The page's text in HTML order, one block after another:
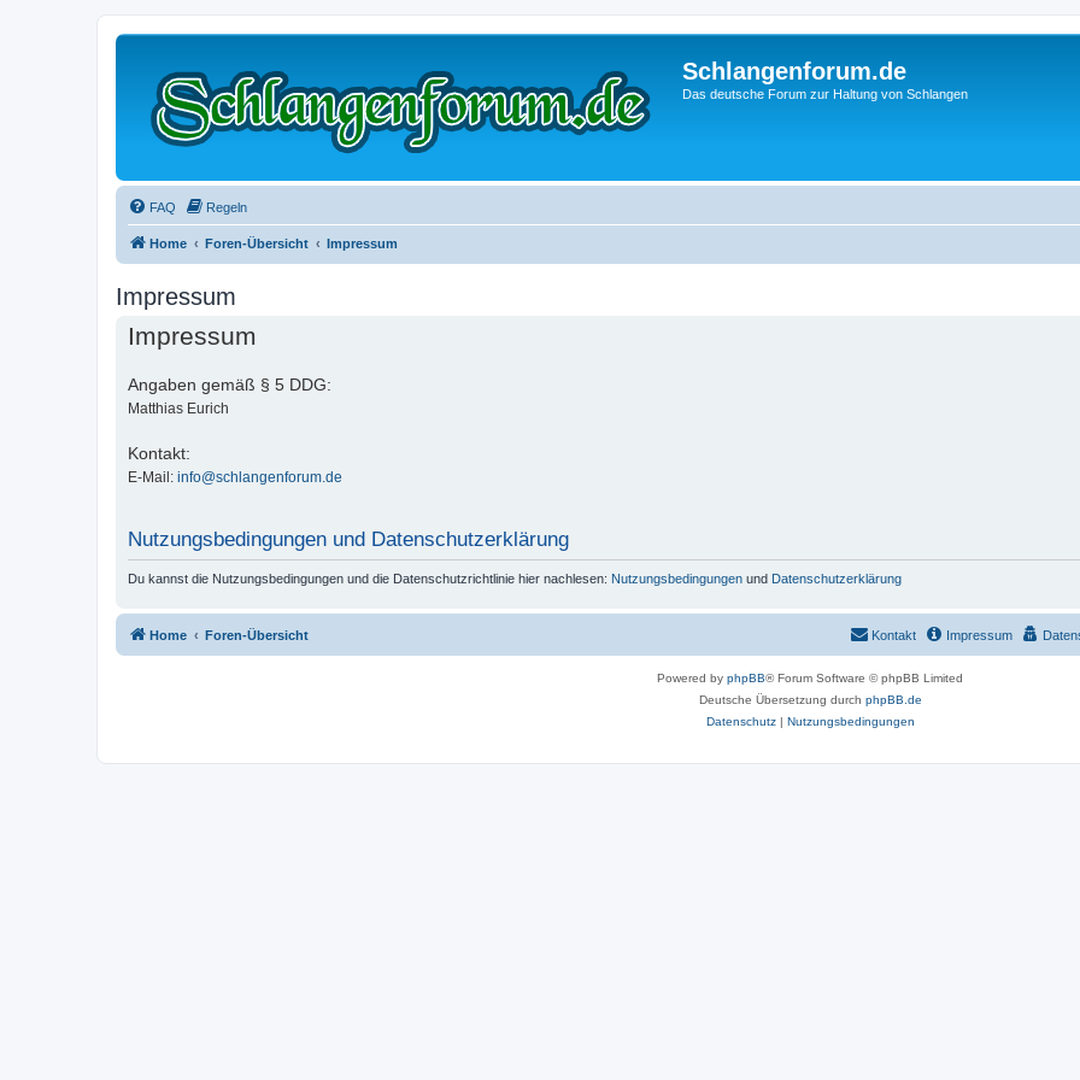
Schlangenforum.de
Das deutsche Forum zur Haltung von Schlangen
FAQ Regeln
Home Foren-Übersicht Impressum
Impressum
Impressum
Angaben gemäß § 5 DDG:
Matthias Eurich
Kontakt:
E-Mail: info@schlangenforum.de
Nutzungsbedingungen und Datenschutzerklärung
Du kannst die Nutzungsbedingungen und die Datenschutzrichtlinie hier nachlesen: Nutzungsbedingungen und Datenschutzerklärung
Home Foren-Übersicht Impressum
Kontakt
Powered by phpBB® Forum Software © phpBB Limited
Deutsche Übersetzung durch phpBB.de
Datenschutz| Nutzungsbedingungen